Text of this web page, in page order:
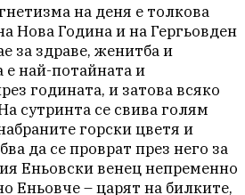
на деня е толкова
Нова Година и на Гергьовден
за здраве, женитба и
най-потайната и
годината, и затова всяко
сутринта се свива голям
горски цветя и
да се проврат през него за
Еньовски венец непременно
Еньовче – царят на билките,